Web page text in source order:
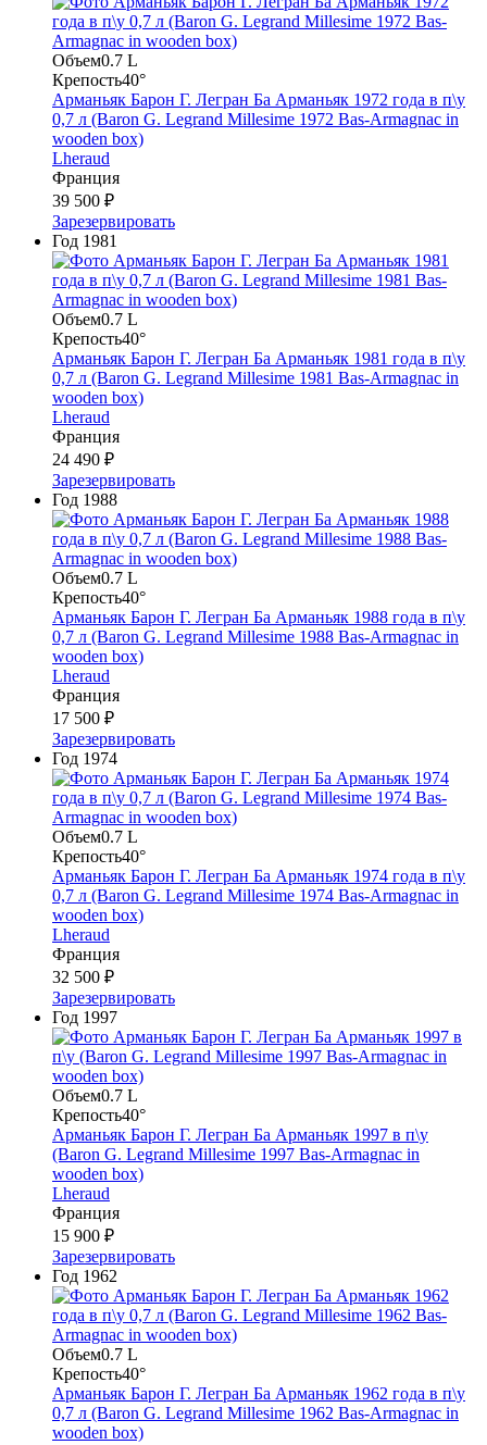
Объем0.7 L
Крепость40°
Арманьяк Барон Г. Легран Ба Арманьяк 1972 года в п\у
0,7 л (Baron G. Legrand Millesime 1972 Bas-Armagnac in
wooden box)
Lheraud
Франция
39 500 ₽
Зарезервировать
Год 1981
Объем0.7 L
Крепость40°
Арманьяк Барон Г. Легран Ба Арманьяк 1981 года в п\у
0,7 л (Baron G. Legrand Millesime 1981 Bas-Armagnac in
wooden box)
Lheraud
Франция
24 490 ₽
Зарезервировать
Год 1988
Объем0.7 L
Крепость40°
Арманьяк Барон Г. Легран Ба Арманьяк 1988 года в п\у
0,7 л (Baron G. Legrand Millesime 1988 Bas-Armagnac in
wooden box)
Lheraud
Франция
17 500 ₽
Зарезервировать
Год 1974
Объем0.7 L
Крепость40°
Арманьяк Барон Г. Легран Ба Арманьяк 1974 года в п\у
0,7 л (Baron G. Legrand Millesime 1974 Bas-Armagnac in
wooden box)
Lheraud
Франция
32 500 ₽
Зарезервировать
Год 1997
Объем0.7 L
Крепость40°
Арманьяк Барон Г. Легран Ба Арманьяк 1997 в п\у
(Baron G. Legrand Millesime 1997 Bas-Armagnac in
wooden box)
Lheraud
Франция
15 900 ₽
Зарезервировать
Год 1962
Объем0.7 L
Крепость40°
Арманьяк Барон Г. Легран Ба Арманьяк 1962 года в п\у
0,7 л (Baron G. Legrand Millesime 1962 Bas-Armagnac in
wooden box)